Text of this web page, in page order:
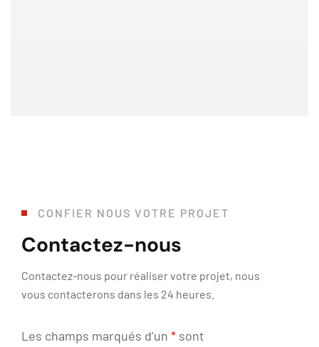
CONFIER NOUS VOTRE PROJET
Contactez-nous
Contactez-nous pour réaliser votre projet, nous
vous contacterons dans les 24 heures.
Les champs marqués d’un * sont